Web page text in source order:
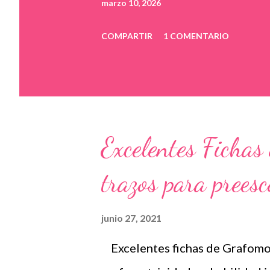
marzo 10, 2026
COMPARTIR 1 COMENTARIO
Excelentes
trazos para
junio 27, 2021
Excelentes fichas de